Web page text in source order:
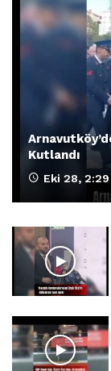
Kutlandı
Eki 28,